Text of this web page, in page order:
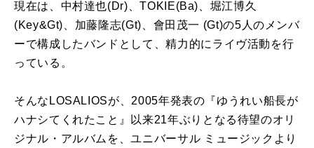
現在は、中村達也(Dr)、TOKIE(Ba)、堀江博久
(Key&Gt)、加藤隆志(Gt)、會⽥茂⼀ (Gt)の5⼈のメンバ
ーで構成したバンドとして、精⼒的にライヴ活動を⾏
っている。
そんなLOSALIOSが、2005年発表の『ゆうれい船⻑が
ハナシてくれたこと』以来21年ぶりとなる待望のオリ
ジナル・アルバムを、ユニバーサル ミュージックより